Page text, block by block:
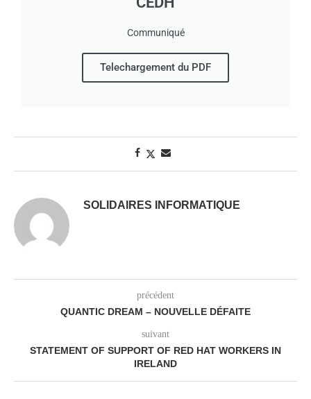
Communiqué
Telechargement du PDF
SOLIDAIRES INFORMATIQUE
précédent
QUANTIC DREAM – NOUVELLE DÉFAITE
suivant
STATEMENT OF SUPPORT OF RED HAT WORKERS IN
IRELAND